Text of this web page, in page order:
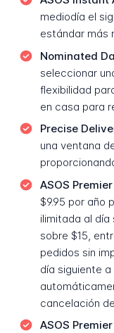
mediodía el
estándar más
Nominated
seleccionar
flexibilidad
en casa para
Precise
una ventana
ASOS
$9.95 por año
ilimitada al día
sobre $15,
pedidos sin
día siguiente
cancelación
ASOS